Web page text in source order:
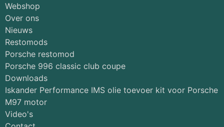
Webshop
Over ons
Nieuws
Restomods
Porsche restomod
Porsche 996 classic club coupe
Downloads
Iskander Performance IMS olie toevoer kit voor Porsche
M97 motor
Video's